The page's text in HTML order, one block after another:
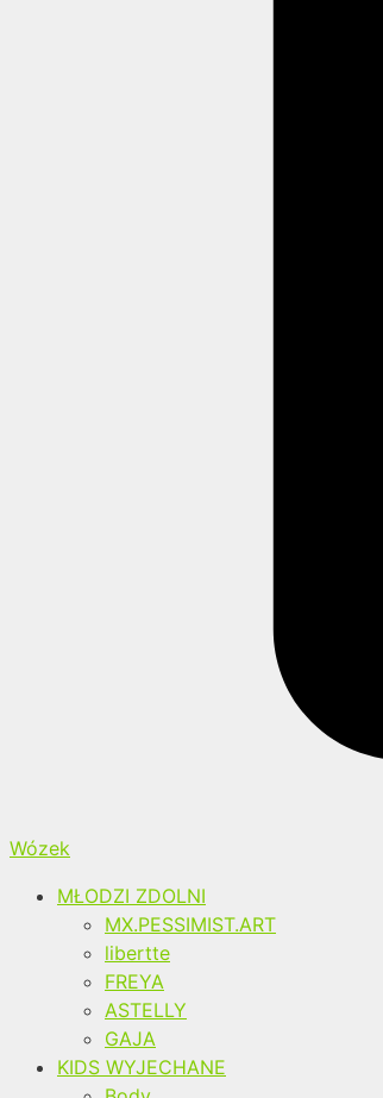
Wózek
MŁODZI ZDOLNI
MX.PESSIMIST.ART
libertte
FREYA
ASTELLY
GAJA
KIDS WYJECHANE